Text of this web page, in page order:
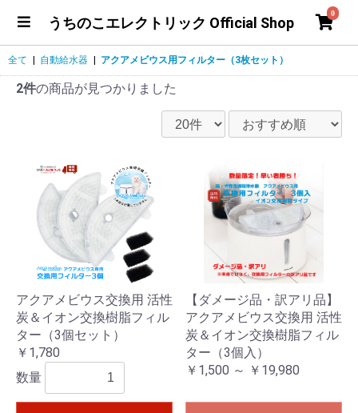
うちのこエレクトリック Official Shop
0
全て 自動給水器 アクアメビウス用フィルター（3枚セット）
2件の商品が見つかりました
アクアメビウス交換用 活性
炭＆イオン交換樹脂フィル
ター（3個セット）
￥1,780
数量
【ダメージ品・訳アリ品】
アクアメビウス交換用 活性
炭＆イオン交換樹脂フィル
ター（3個入）
￥1,500 ～ ￥19,980